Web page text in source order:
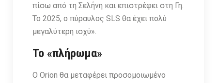
πίσω από τη Σελήνη και επιστρέφει στη Γη.
Το 2025, ο πύραυλος SLS θα έχει πολύ
μεγαλύτερη ισχύ».
Το «πλήρωμα»
Ο Orion θα μεταφέρει προσομοιωμένο